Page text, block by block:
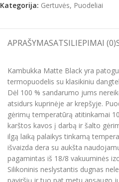
Kategorija: Gertuvės, Puodeliai
APRAŠYMASATSILIEPIMAI (0)
Kambukka Matte Black yra
termopuodelis su klasikiniu
Dėl 100 % sandarumo jums
atsidurs kuprinėje ar krepšyje.
gėrimų temperatūrą atitinkamai
karštos kavos į darbą ir šalto
ilgą laiką palaikys tinkamą
išvaizda dera su aukšta
pagamintas iš 18/8 vakuuminės
Silikoninis neslystantis dugnas